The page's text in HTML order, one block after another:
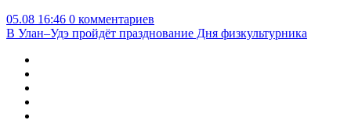
05.08 16:46 0 комментариев
В Улан–Удэ пройдёт празднование Дня физкультурника